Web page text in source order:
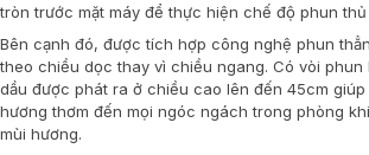
tròn trước mặt máy để thực hiện chế độ phun
Bên cạnh đó, được tích hợp công nghệ phun
theo chiều dọc thay vì chiều ngang. Có vòi
dầu được phát ra ở chiều cao lên đến 45cm giúp
hương thơm đến mọi ngóc ngách trong phòng
mùi hương.